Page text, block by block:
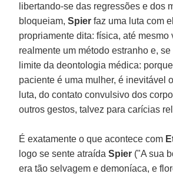
libertando-se das regressões e dos
bloqueiam,Spierfaz uma luta com
propriamente dita: física, até mesmo
realmente um método estranho e,
limite da deontologia médica:
paciente é uma mulher, é inevitável
luta, do contato convulsivo dos
outros gestos, talvez para carícias
É exatamente o que acontece com
logo se sente atraídaSpier ("A sua
era tão selvagem e demoníaca, e